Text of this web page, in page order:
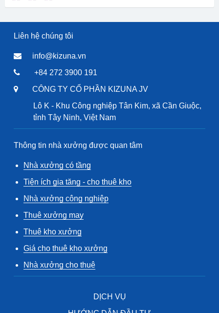
Liên hệ chúng tôi
info@kizuna.vn
+84 272 3900 191
CÔNG TY CỔ PHẦN KIZUNA JV
Lô K - Khu Công nghiệp Tân Kim, xã Cần Giuộc,
tỉnh Tây Ninh, Việt Nam
Thông tin nhà xưởng được quan tâm
Nhà xưởng có tầng
Tiện ích gia tăng - cho thuê kho
Nhà xưởng công nghiệp
Thuê xưởng may
Thuê kho xưởng
Giá cho thuê kho xưởng
Nhà xưởng cho thuê
DỊCH VỤ